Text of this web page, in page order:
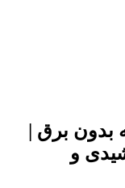
بدون برق |
و